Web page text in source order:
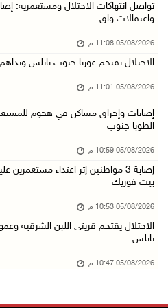
باسم الرئيس: وزير الداخلية يمنح
الاحتلال يقتحم كفر مالك ودير
"التربية" تخرج الفوج الأول من مدربي
05/آب/2026 06:44 م
الهلال الأحمر: 8 إصابات إثر اعتداء الاحتلال ...
مخطط استعماري جديد في "جيلو"
05/آب/2026 06:10 م
الاحتلال ينصب حاجزًا عسكريًا على
تواصل انتهاكات الاحتلال ومستعمريه:
واعتقالات واق
05/08/2026 11:08 م
الاحتلال يقتحم عورتا جنوب نابلس
05/08/2026 11:01 م
إصابات وإحراق مساكن في هجوم
الطوبا جنوب
05/08/2026 10:59 م
إصابة 3 مواطنين إثر اعتداء مستعمرين
بيت فوريك
05/08/2026 10:53 م
الاحتلال يقتحم قريتي اللبن الشرقية
نابلس
05/08/2026 10:47 م